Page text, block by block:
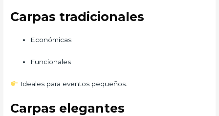
Carpas tradicionales
Económicas
Funcionales
Ideales para eventos pequeños.
Carpas elegantes